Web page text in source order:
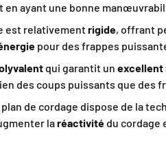
en ayant une bonne
est relativementrigide, offrant
pour des frappes
qui garantit un excellent
des coups puissants que des
plan de cordage dispose de la
laréactivité du cordage